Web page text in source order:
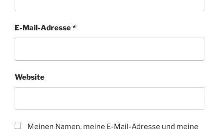
E-Mail-Adresse*
Website
Meinen Namen, meine E-Mail-Adresse und meine